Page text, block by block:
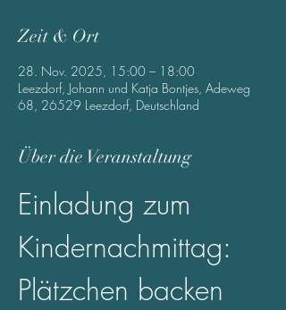
Zeit & Ort
28. Nov. 2025, 15:00 – 18:00
Leezdorf, Johann und Katja Bontjes, Adeweg
68, 26529 Leezdorf, Deutschland
Über die Veranstaltung
Einladung zum
Kindernachmittag:
Plätzchen backen